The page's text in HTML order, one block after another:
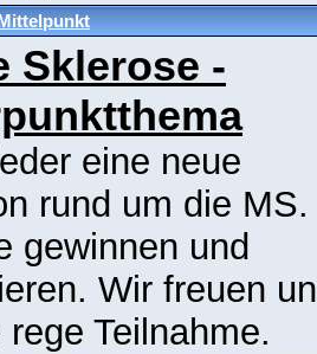
Sklerose -
eine neue
rund um die MS.
gewinnen und
Wir freuen
Teilnahme.